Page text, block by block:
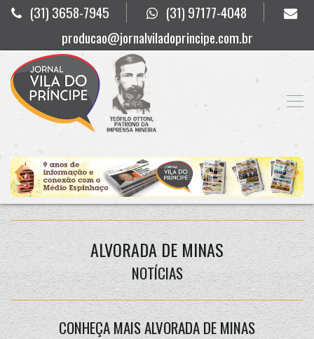
(31) 3658-7945
(31) 97177-4048
producao@jornalviladoprincipe.com.br
ALVORADA DE MINAS
NOTÍCIAS
CONHEÇA MAIS ALVORADA DE MINAS